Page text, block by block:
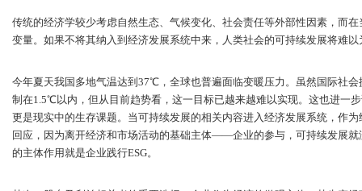
传统的经济学较少考虑自然生态、气候变化、社会责任等外部性因素，而
变量。如果不将其纳入到经济发展系统中来，人类社会的可持续发展将难以
今年夏天我国多地气温达到37℃，全球也普遍面临变暖压力。虽然国际社
制在1.5℃以内，但从目前趋势看，这一目标已越来越难以实现。这也进一
更是现实中的生存课题。当可持续发展的相关内容进入经济发展系统，作
回应，因为离开经济和市场活动的基础主体——企业的参与，可持续发展
的主体作用就是企业践行ESG。